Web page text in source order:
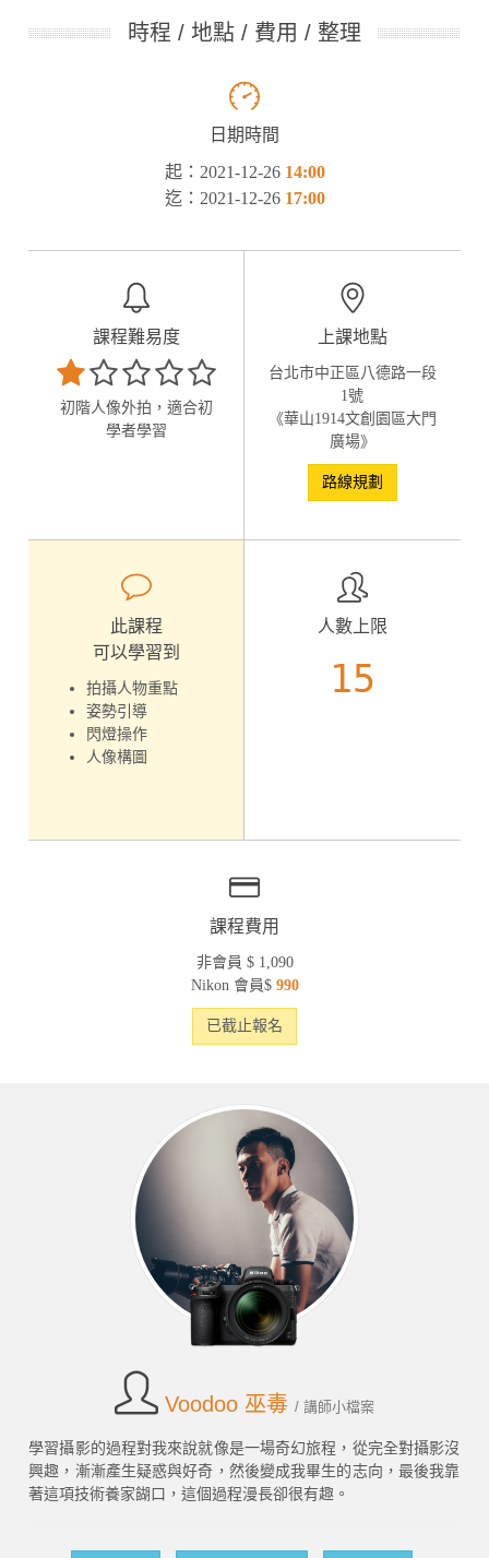
時程 / 地點 / 費用 / 整理
日期時間
起：2021-12-26 14:00
迄：2021-12-26 17:00
課程難易度
初階人像外拍，適合初
學者學習
上課地點
台北市中正區八德路一段
1號
《華山1914文創園區大門
廣場》
路線規劃
此課程
可以學習到
拍攝人物重點
姿勢引導
閃燈操作
人像構圖
人數上限
15
課程費用
非會員 $ 1,090
Nikon 會員$ 990
已截止報名
Voodoo 巫毒 / 講師小檔案
學習攝影的過程對我來說就像是一場奇幻旅程，從完全對攝影沒
興趣，漸漸產生疑惑與好奇，然後變成我畢生的志向，最後我靠
著這項技術養家餬口，這個過程漫長卻很有趣。